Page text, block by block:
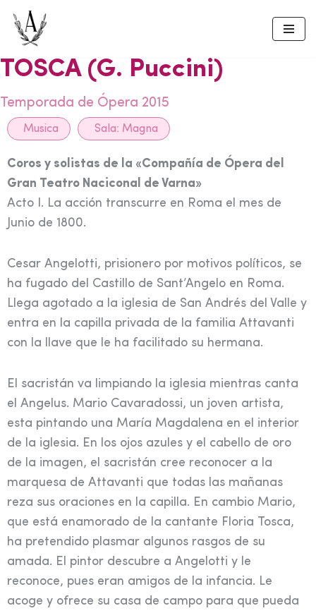
Skip
to
content
TOSCA (G. Puccini)
Temporada de Ópera 2015
Musica Sala: Magna
Coros y solistas de la «Compañía de Ópera del
Gran Teatro Naciconal de Varna»
Acto I. La acción transcurre en Roma el mes de
Junio de 1800.
Cesar Angelotti, prisionero por motivos políticos, se
ha fugado del Castillo de Sant’Angelo en Roma.
Llega agotado a la iglesia de San Andrés del Valle y
entra en la capilla privada de la familia Attavanti
con la llave que le ha facilitado su hermana.
El sacristán va limpiando la iglesia mientras canta
el Angelus. Mario Cavaradossi, un joven artista,
esta pintando una María Magdalena en el interior
de la iglesia. En los ojos azules y el cabello de oro
de la imagen, el sacristán cree reconocer a la
marquesa de Attavanti que todas las mañanas
reza sus oraciones en la capilla. En cambio Mario,
que está enamorado de la cantante Floria Tosca,
ha pretendido plasmar algunos rasgos de su
amada. El pintor descubre a Angelotti y le
reconoce, pues eran amigos de la infancia. Le
acoge y ofrece su casa de campo para que pueda